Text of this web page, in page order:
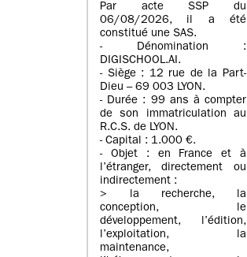
Par acte SSP du
06/08/2026, il a été
constitué une SAS.
- Dénomination :
DIGISCHOOL.AI.
- Siège : 12 rue de la Part-
Dieu – 69 003 LYON.
- Durée : 99 ans à compter
de son immatriculation au
R.C.S. de LYON.
- Capital : 1.000 €.
- Objet : en France et à
l’étranger, directement ou
indirectement :
> la recherche, la
conception, le
développement, l’édition,
l’exploitation, la
maintenance,